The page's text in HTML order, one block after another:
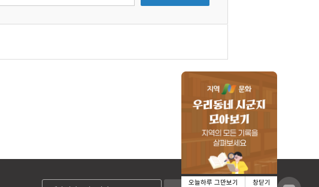
오늘하루 그만보기 창닫기